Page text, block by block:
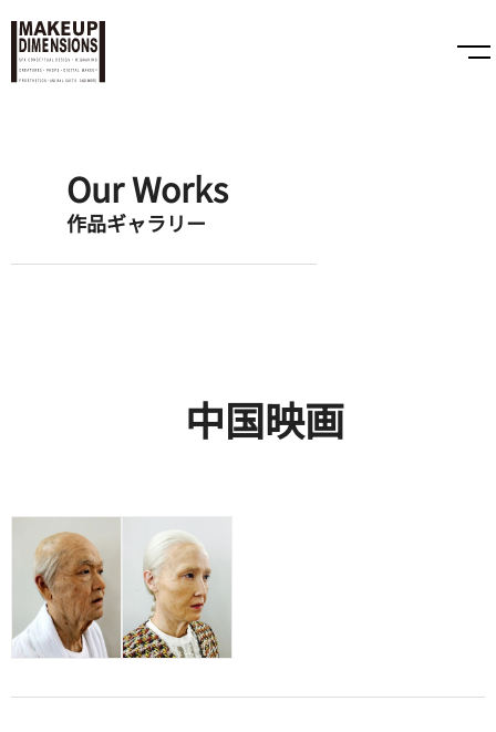
Our Works
作品ギャラリー
中国映画